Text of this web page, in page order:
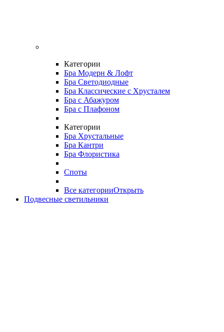
Категории
Бра Модерн & Лофт
Бра Светодиодные
Бра Классические с Хрусталем
Бра с Абажуром
Бра с Плафоном
Категории
Бра Хрустальные
Бра Кантри
Бра Флористика
Споты
Все категорииОткрыть
Подвесные светильники